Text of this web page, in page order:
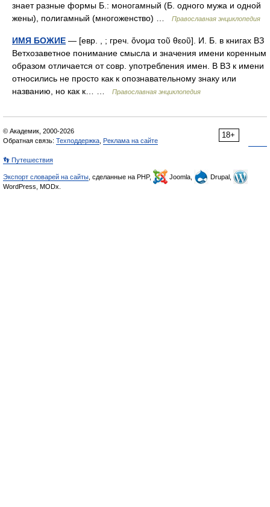
знает разные формы Б.: моногамный (Б. одного мужа и одной
жены), полигамный (многоженство) …
Православная энциклопедия
ИМЯ БОЖИЕ — [евр. , ; греч. ὄνομα τοῦ θεοῦ]. И. Б. в книгах ВЗ
Ветхозаветное понимание смысла и значения имени коренным
образом отличается от совр. употребления имен. В ВЗ к имени
относились не просто как к опознавательному знаку или
названию, но как к… …
Православная энциклопедия
18+
© Академик, 2000-2026
Обратная связь: Техподдержка Реклама на сайте
👣 Путешествия
Экспорт словарей на сайты , сделанные на PHP, Joomla,
Drupal,
WordPress, MODx.